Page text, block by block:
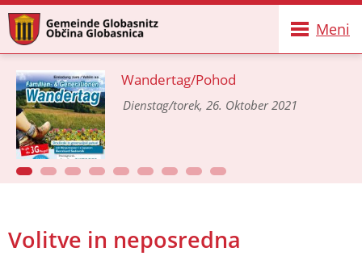
Meni
Wandertag/Pohod
Dienstag/torek, 26. Oktober 2021
Volitve in neposredna